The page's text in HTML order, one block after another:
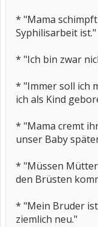
* "Mama
Syphilisarbeit ist."
* "Ich bin zwar
* "Immer soll ich
ich als Kind
* "Mama cremt
unser Baby
* "Müssen Mütter
den Brüsten
* "Mein Bruder
ziemlich neu."